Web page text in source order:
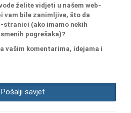
želite vidjeti u našem web-
vam bile zanimljive, što da
stranici (ako imamo nekih
pogrešaka)?
vašim komentarima, idejama i
Pošalji savjet